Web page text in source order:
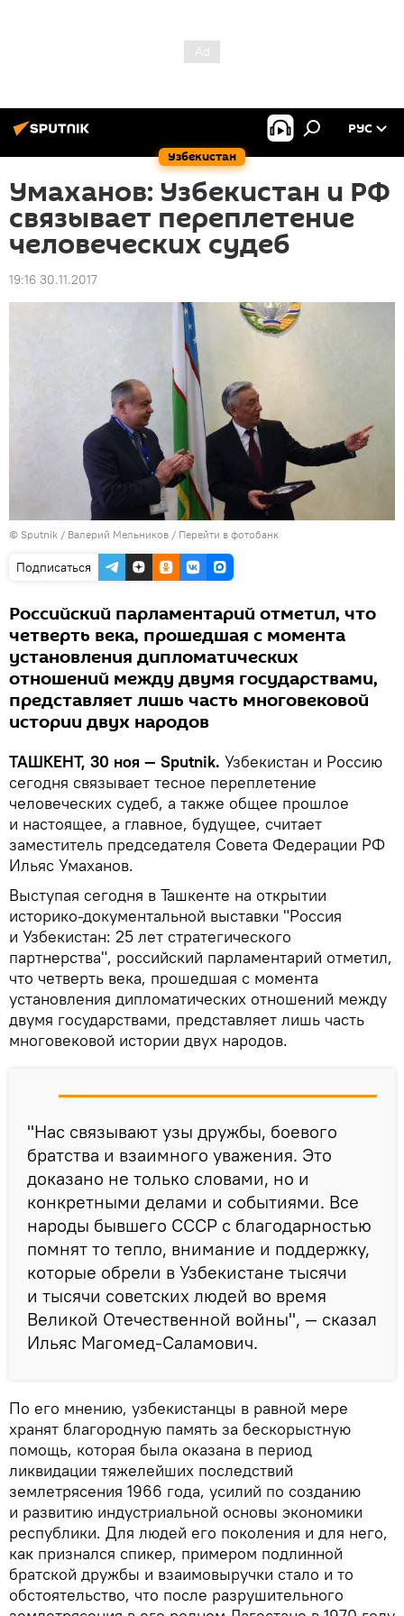
Узбекистан
РУС
Умаханов: Узбекистан и РФ
связывает переплетение
человеческих судеб
19:16 30.11.2017
© Sputnik / Валерий Мельников / Перейти в фотобанк
Подписаться
Российский парламентарий отметил, что
четверть века, прошедшая с момента
установления дипломатических
отношений между двумя государствами,
представляет лишь часть многовековой
истории двух народов
ТАШКЕНТ, 30 ноя — Sputnik. Узбекистан и Россию
сегодня связывает тесное переплетение
человеческих судеб, а также общее прошлое
и настоящее, а главное, будущее, считает
заместитель председателя Совета Федерации РФ
Ильяс Умаханов.
Выступая сегодня в Ташкенте на открытии
историко-документальной выставки "Россия
и Узбекистан: 25 лет стратегического
партнерства", российский парламентарий отметил,
что четверть века, прошедшая с момента
установления дипломатических отношений между
двумя государствами, представляет лишь часть
многовековой истории двух народов.
"Нас связывают узы дружбы, боевого
братства и взаимного уважения. Это
доказано не только словами, но и
конкретными делами и событиями. Все
народы бывшего СССР с благодарностью
помнят то тепло, внимание и поддержку,
которые обрели в Узбекистане тысячи
и тысячи советских людей во время
Великой Отечественной войны", — сказал
Ильяс Магомед-Саламович.
По его мнению, узбекистанцы в равной мере
хранят благородную память за бескорыстную
помощь, которая была оказана в период
ликвидации тяжелейших последствий
землетрясения 1966 года, усилий по созданию
и развитию индустриальной основы экономики
республики. Для людей его поколения и для него,
как признался спикер, примером подлинной
братской дружбы и взаимовыручки стало и то
обстоятельство, что после разрушительного